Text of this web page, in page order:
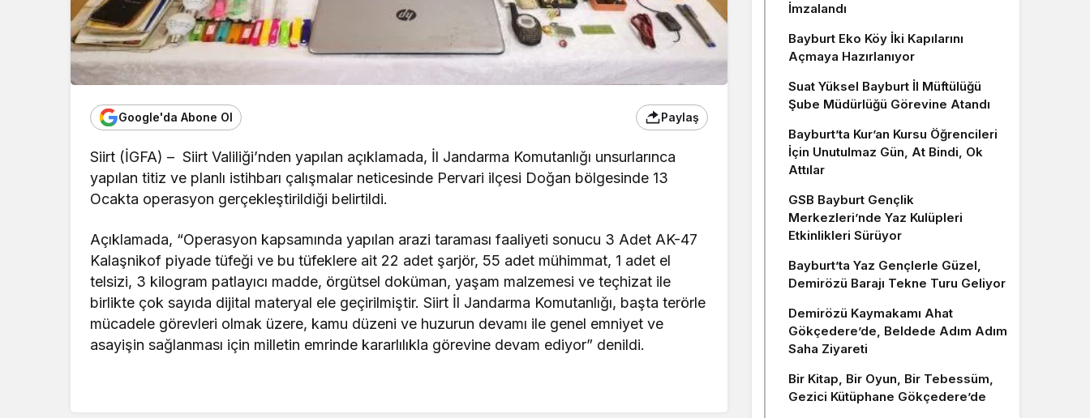
Google'da Abone Ol Paylaş
Siirt (İGFA) – Siirt Valiliği’nden yapılan açıklamada, İl Jandarma Komutanlığı unsurlarınca
yapılan titiz ve planlı istihbarı çalışmalar neticesinde Pervari ilçesi Doğan bölgesinde 13
Ocakta operasyon gerçekleştirildiği belirtildi.
Açıklamada, “Operasyon kapsamında yapılan arazi taraması faaliyeti sonucu 3 Adet AK-47
Kalaşnikof piyade tüfeği ve bu tüfeklere ait 22 adet şarjör, 55 adet mühimmat, 1 adet el
telsizi, 3 kilogram patlayıcı madde, örgütsel doküman, yaşam malzemesi ve teçhizat ile
birlikte çok sayıda dijital materyal ele geçirilmiştir. Siirt İl Jandarma Komutanlığı, başta terörle
mücadele görevleri olmak üzere, kamu düzeni ve huzurun devamı ile genel emniyet ve
asayişin sağlanması için milletin emrinde kararlılıkla görevine devam ediyor” denildi.
İmzalandı
Bayburt Eko Köy İki Kapılarını
Açmaya Hazırlanıyor
Suat Yüksel Bayburt İl Müftülüğü
Şube Müdürlüğü Görevine Atandı
Bayburt’ta Kur’an Kursu Öğrencileri
İçin Unutulmaz Gün, At Bindi, Ok
Attılar
GSB Bayburt Gençlik
Merkezleri’nde Yaz Kulüpleri
Etkinlikleri Sürüyor
Bayburt’ta Yaz Gençlerle Güzel,
Demirözü Barajı Tekne Turu Geliyor
Demirözü Kaymakamı Ahat
Gökçedere’de, Beldede Adım Adım
Saha Ziyareti
Bir Kitap, Bir Oyun, Bir Tebessüm,
Gezici Kütüphane Gökçedere’de